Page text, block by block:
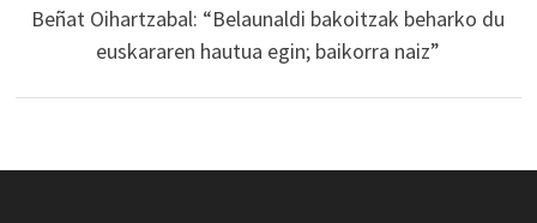
Beñat Oihartzabal: “Belaunaldi bakoitzak beharko du
euskararen hautua egin; baikorra naiz”